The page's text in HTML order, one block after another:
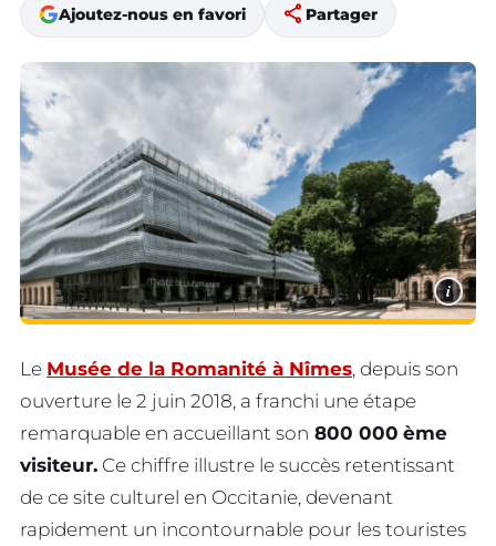
Ajoutez-nous en favori share Partager
i
Le Musée de la Romanité à Nîmes, depuis son
ouverture le 2 juin 2018, a franchi une étape
remarquable en accueillant son 800 000 ème
visiteur. Ce chiffre illustre le succès retentissant
de ce site culturel en Occitanie, devenant
rapidement un incontournable pour les touristes